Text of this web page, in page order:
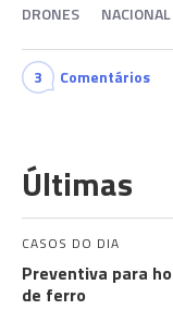
DRONES
NACIONAL
3 Comentários
Últimas
CASOS DO DIA
Preventiva para
de ferro